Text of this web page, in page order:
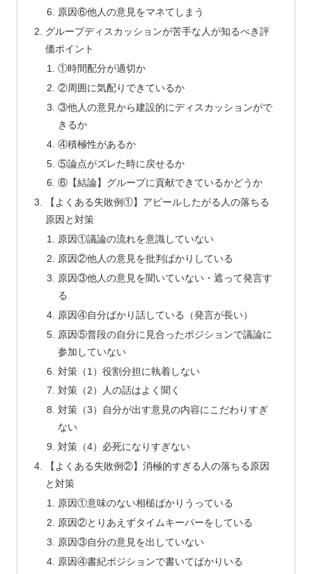
原因⑥他人の意見をマネてしまう
グループディスカッションが苦手な人が知るべき評
価ポイント
①時間配分が適切か
②周囲に気配りできているか
③他人の意見から建設的にディスカッションがで
きるか
④積極性があるか
⑤論点がズレた時に戻せるか
⑥【結論】グループに貢献できているかどうか
【よくある失敗例①】アピールしたがる人の落ちる
原因と対策
原因①議論の流れを意識していない
原因②他人の意見を批判ばかりしている
原因③他人の意見を聞いていない・遮って発言す
る
原因④自分ばかり話している（発言が長い）
原因⑤普段の自分に見合ったポジションで議論に
参加していない
対策（1）役割分担に執着しない
対策（2）人の話はよく聞く
対策（3）自分が出す意見の内容にこだわりすぎ
ない
対策（4）必死になりすぎない
【よくある失敗例②】消極的すぎる人の落ちる原因
と対策
原因①意味のない相槌ばかりうっている
原因②とりあえずタイムキーパーをしている
原因③自分の意見を出していない
原因④書紀ポジションで書いてばかりいる